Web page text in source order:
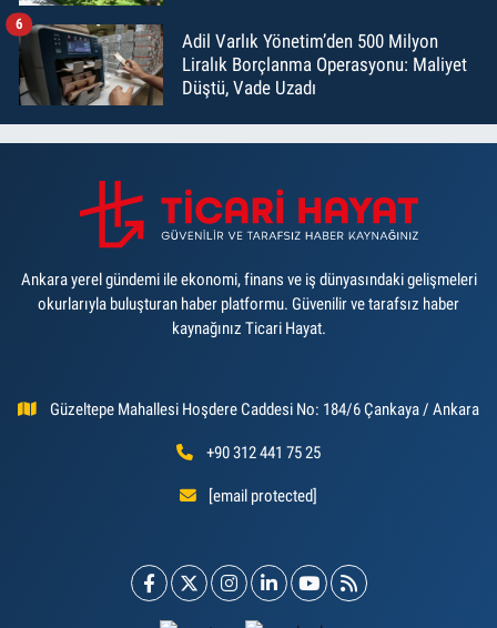
Adil Varlık Yönetim’den 500 Milyon
Liralık Borçlanma Operasyonu: Maliyet
Düştü, Vade Uzadı
6
Ankara yerel gündemi ile ekonomi, finans ve iş dünyasındaki gelişmeleri
okurlarıyla buluşturan haber platformu. Güvenilir ve tarafsız haber
kaynağınız Ticari Hayat.
Güzeltepe Mahallesi Hoşdere Caddesi No: 184/6 Çankaya / Ankara
+90 312 441 75 25
[email protected]